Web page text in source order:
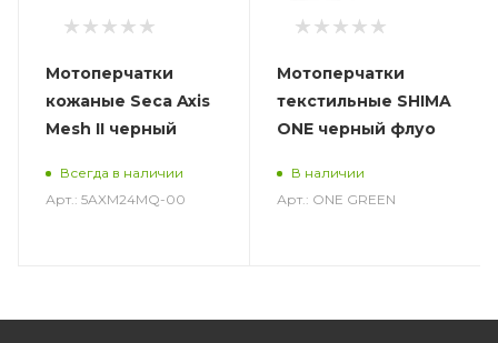
Мотоперчатки
кожаные Seca Axis
Mesh II черный
Всегда в наличии
Арт.: 5AXM24MQ-00
Мотоперчатки
текстильные SHIMA
ONE черный флуо
В наличии
Арт.: ONE GREEN